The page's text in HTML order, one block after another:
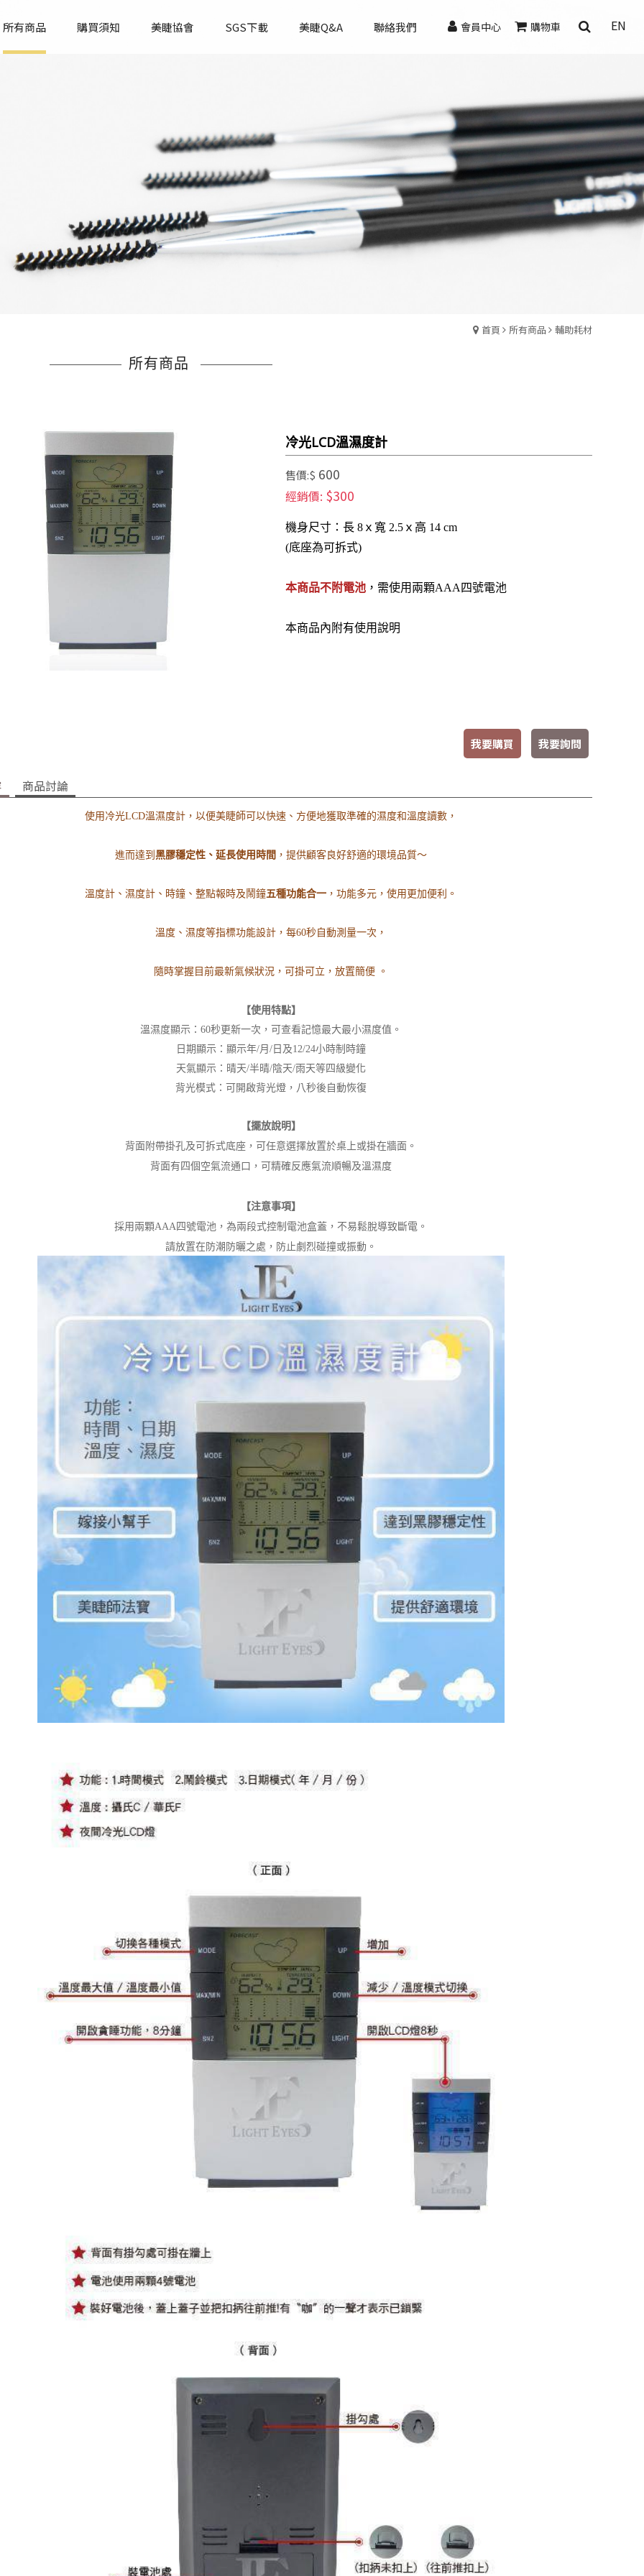
EN
會員中心 購物車
所有商品 購買須知 美睫協會 SGS下載 美睫Q&A 聯絡我們
首頁 所有商品 輔助耗材
所有商品
冷光LCD溫濕度計
售價:$ 600
經銷價: $300
機身尺寸：長 8ｘ寬 2.5ｘ高 14 cm
(底座為可拆式)
本商品不附電池，需使用兩顆AAA四號電池
本商品內附有使用說明
我要購買 我要詢問
商品討論
使用冷光LCD溫濕度計，以便美睫師可以快速、方便地獲取準確的濕度和溫度讀數，
進而達到 黑膠穩定性、延長使用時間 ，提供顧客良好舒適的環境品質～
溫度計、濕度計、時鐘、整點報時及鬧鐘五種功能合一，功能多元，使用更加便利。
溫度、濕度等指標功能設計，每60秒自動測量一次，
隨時掌握目前最新氣候狀況，可掛可立，放置簡便 。
【使用特點】
溫濕度顯示：60秒更新一次，可查看記憶最大最小濕度值。
日期顯示：顯示年/月/日及12/24小時制時鐘
天氣顯示：晴天/半晴/陰天/雨天等四級變化
背光模式：可開啟背光燈，八秒後自動恢復
【擺放說明】
背面附帶掛孔及可拆式底座，可任意選擇放置於桌上或掛在牆面。
背面有四個空氣流通口，可精確反應氣流順暢及溫濕度
【注意事項】
採用兩顆AAA四號電池，為兩段式控制電池盒蓋，不易鬆脫導致斷電。
請放置在防潮防曬之處，防止劇烈碰撞或振動。